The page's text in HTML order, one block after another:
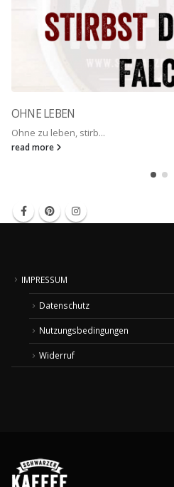
OHNE LEBEN
Ohne zu leben, stirb...
read more
IMPRESSUM
Datenschutz
Nutzungsbedingungen
Widerruf